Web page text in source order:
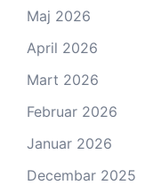
Maj 2026
April 2026
Mart 2026
Februar 2026
Januar 2026
Decembar 2025